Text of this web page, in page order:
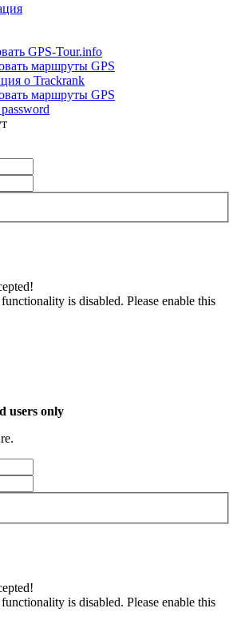
GPS-Tour.info
маршруты GPS
о Trackrank
маршруты GPS
is disabled. Please enable this
users only
is disabled. Please enable this